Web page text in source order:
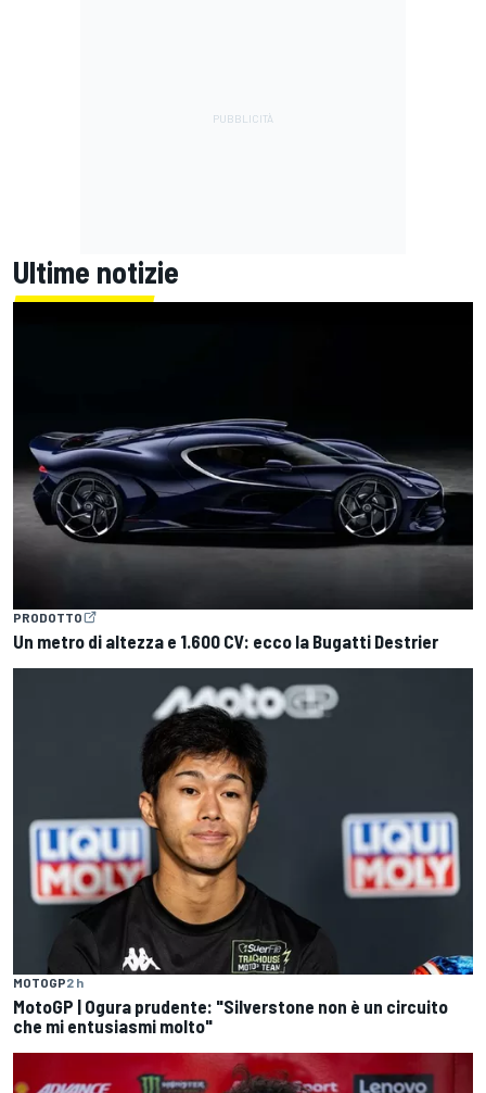
Ultime notizie
PRODOTTO
Un metro di altezza e 1.600 CV: ecco la Bugatti Destrier
MOTOGP2 h
MotoGP | Ogura prudente: "Silverstone non è un circuito
che mi entusiasmi molto"